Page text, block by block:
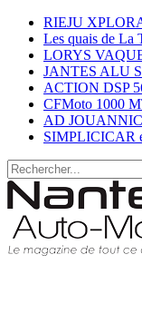
RIEJU
Les quais de La
LORYS
JANTES ALU
ACTION DSP
CFMoto 1000
AD JOUANNIC
SIMPLICICAR